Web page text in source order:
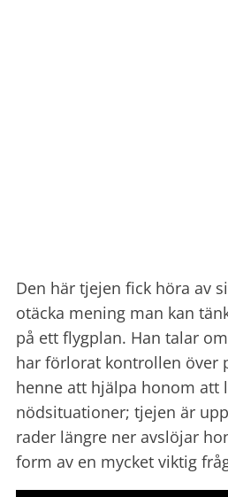
Den här tjejen fick höra av
otäcka mening man kan
på ett flygplan. Han talar
har förlorat kontrollen över
henne att hjälpa honom att
nödsituationer; tjejen är
rader längre ner avslöjar
form av en mycket viktig